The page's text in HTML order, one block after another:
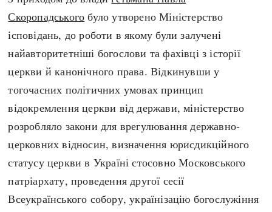
done
Скоропадського було утворено Міністерство
ісповідань, до роботи в якому були залучені
найавторитетніші богослови та фахівці з історії
церкви й канонічного права. Відкинувши у
тогочасних політичних умовах принцип
відокремлення церкви від держави, міністерство
розробляло закони для врегулювання державно-
церковних відносин, визначення юрисдикційного
статусу церкви в Україні стосовно Московського
патріархату, проведення другої сесії
Всеукраїнського собору, українізацію богослужіння